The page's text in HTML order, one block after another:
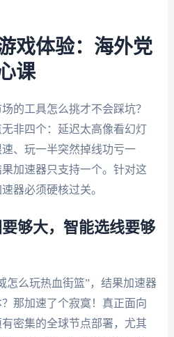
戏体验：海外党
课
的工具怎么挑才不会踩坑？
非四个：延迟太高像看幻灯
、玩一半突然掉线功亏一
加速器只支持一个。针对这
器必须硬核过关。
够大，智能选线要够
怎么玩热血街篮”，结果加速器
那加速了个寂寞！真正面向
密集的全球节点部署，尤其